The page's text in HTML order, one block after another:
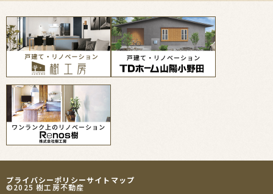
プライバシーポリシーサイトマップ
©2025 樹工房不動産